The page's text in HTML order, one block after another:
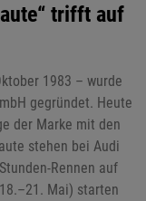
trifft auf
1983 – wurde
gegründet. Heute
der Marke mit den
stehen bei Audi
Rennen auf
Mai) starten